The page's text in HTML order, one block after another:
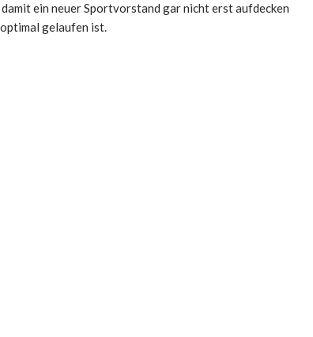
ein neuer Sportvorstand gar nicht erst aufdecken
gelaufen ist.